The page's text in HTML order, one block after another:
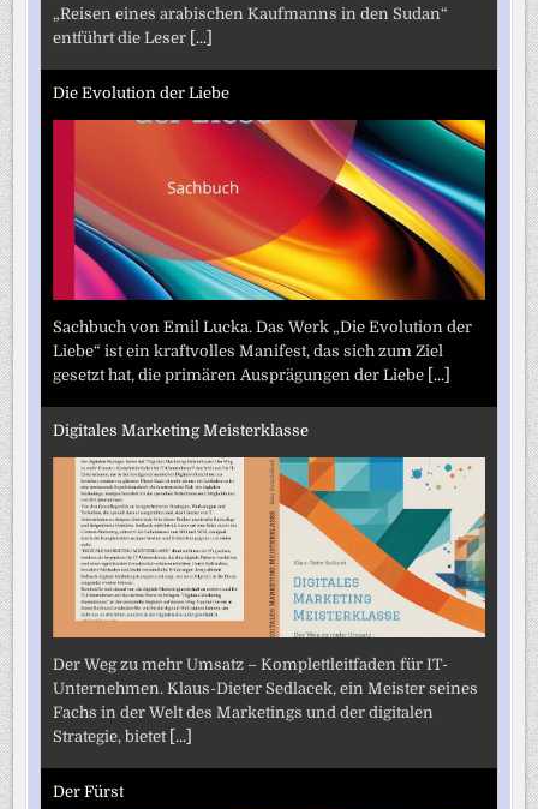
„Reisen eines arabischen Kaufmanns in den Sudan“
entführt die Leser [...]
Die Evolution der Liebe
Sachbuch von Emil Lucka. Das Werk „Die Evolution der
Liebe“ ist ein kraftvolles Manifest, das sich zum Ziel
gesetzt hat, die primären Ausprägungen der Liebe [...]
Digitales Marketing Meisterklasse
Der Weg zu mehr Umsatz – Komplettleitfaden für IT-
Unternehmen. Klaus-Dieter Sedlacek, ein Meister seines
Fachs in der Welt des Marketings und der digitalen
Strategie, bietet [...]
Der Fürst